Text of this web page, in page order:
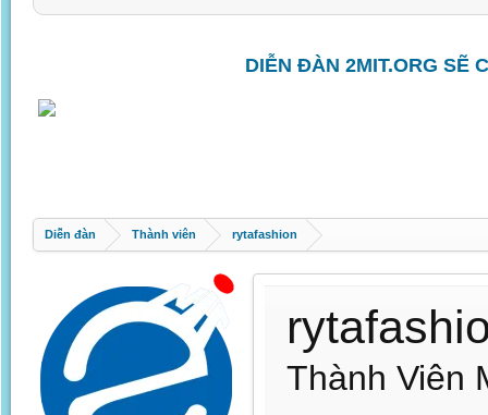
DIỄN ĐÀN 2MIT.ORG SẼ
Diễn đàn Thành viên rytafashion
Thành Viên